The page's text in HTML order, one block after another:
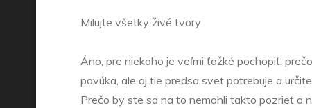
Milujte všetky živé tvory
Áno, pre niekoho je veľmi ťažké pochopiť,
pavúka, ale aj tie predsa svet potrebuje a
Prečo by ste sa na to nemohli takto pozrieť a